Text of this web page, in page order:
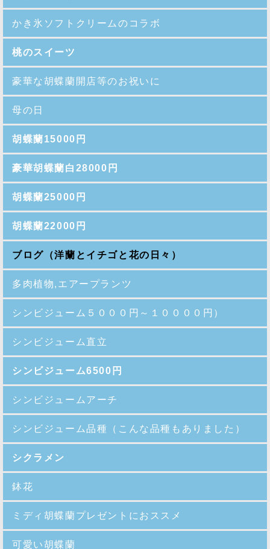
かき氷ソフトクリームのコラボ
桃のスイーツ
豪華な胡蝶蘭開店等のお祝いに
母の日
胡蝶蘭15000円
豪華胡蝶蘭白28000円
胡蝶蘭25000円
胡蝶蘭22000円
ブログ（洋蘭とイチゴと花の日々）
多肉植物,エアープランツ
シンビジューム５０００円～１００００円）
シンビジューム直立
シンビジューム6500円
シンビジュームアーチ
シンビジューム品種 （こんな品種もありました）
シクラメン
鉢花
ミディ胡蝶蘭プレゼントにおススメ
可愛い胡蝶蘭